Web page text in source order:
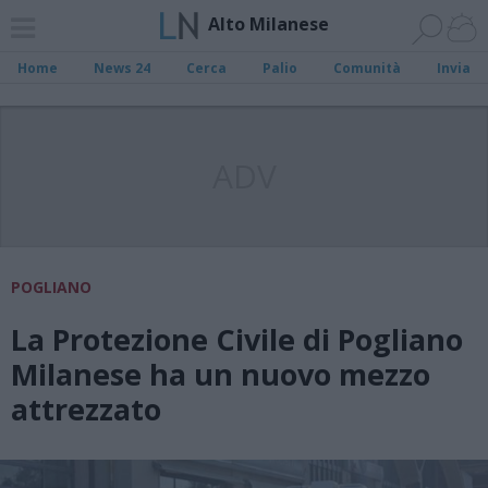
Alto Milanese
Home News 24 Cerca Palio Comunità Invia
POGLIANO
La Protezione Civile di Pogliano
Milanese ha un nuovo mezzo
attrezzato